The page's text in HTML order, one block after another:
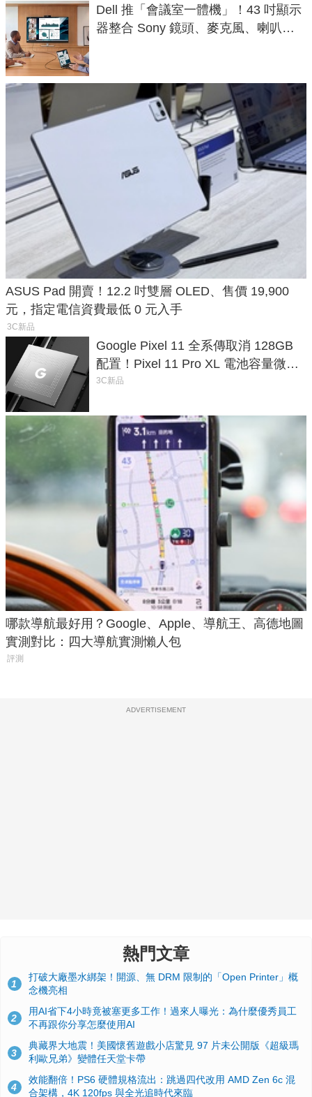
Dell 推「會議室一體機」！43 吋顯示
器整合 Sony 鏡頭、麥克風、喇叭，
ASUS Pad 開賣！12.2 吋雙層 OLED、售價 19,900
元，指定電信資費最低 0 元入手
3C新品
Google Pixel 11 全系傳取消 128GB
配置！Pixel 11 Pro XL 電池容量微降
1.6%
3C新品
哪款導航最好用？Google、Apple、導航王、高德地圖
實測對比：四大導航實測懶人包
評測
ADVERTISEMENT
熱門文章
1
打破大廠墨水綁架！開源、無 DRM 限制的「Open Printer」概
念機亮相
2
用AI省下4小時竟被塞更多工作！過來人曝光：為什麼優秀員工
不再跟你分享怎麼使用AI
3
典藏界大地震！美國懷舊遊戲小店驚見 97 片未公開版《超級瑪
利歐兄弟》變體任天堂卡帶
4
效能翻倍！PS6 硬體規格流出：跳過四代改用 AMD Zen 6c 混
合架構，4K 120fps 與全光追時代來臨